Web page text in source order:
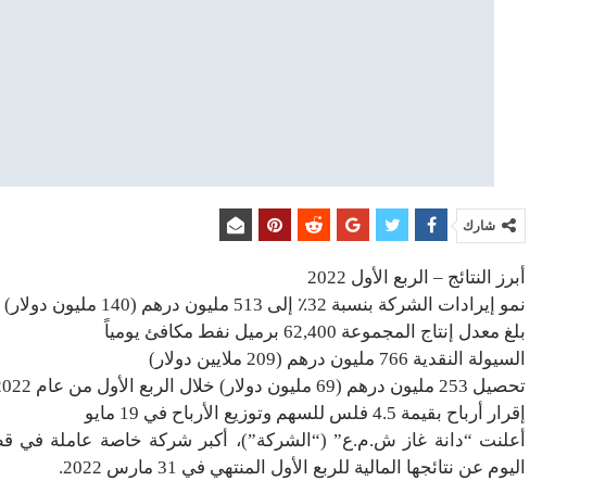
شارك
أبرز النتائج – الربع الأول 2022
نمو إيرادات الشركة بنسبة 32٪ إلى 513 مليون درهم (140 مليون دولار)
بلغ معدل إنتاج المجموعة 62,400 برميل نفط مكافئ يومياً
السيولة النقدية 766 مليون درهم (209 ملايين دولار)
تحصيل 253 مليون درهم (69 مليون دولار) خلال الربع الأول من عام 2022
إقرار أرباح بقيمة 4.5 فلس للسهم وتوزيع الأرباح في 19 مايو
أعلنت “دانة غاز ش.م.ع” (“الشركة”)، أكبر شركة خاصة عاملة في
اليوم عن نتائجها المالية للربع الأول المنتهي في 31 مارس 2022.